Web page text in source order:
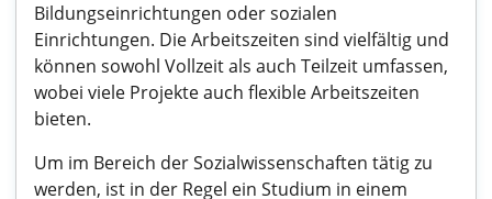
Bildungseinrichtungen oder sozialen
Einrichtungen. Die Arbeitszeiten sind vielfältig und
können sowohl Vollzeit als auch Teilzeit umfassen,
wobei viele Projekte auch flexible Arbeitszeiten
bieten.
Um im Bereich der Sozialwissenschaften tätig zu
werden, ist in der Regel ein Studium in einem